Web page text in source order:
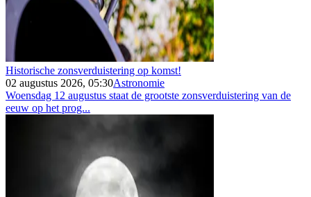
Historische zonsverduistering op komst!
02 augustus 2026, 05:30Astronomie
Woensdag 12 augustus staat de grootste zonsverduistering van de
eeuw op het prog...